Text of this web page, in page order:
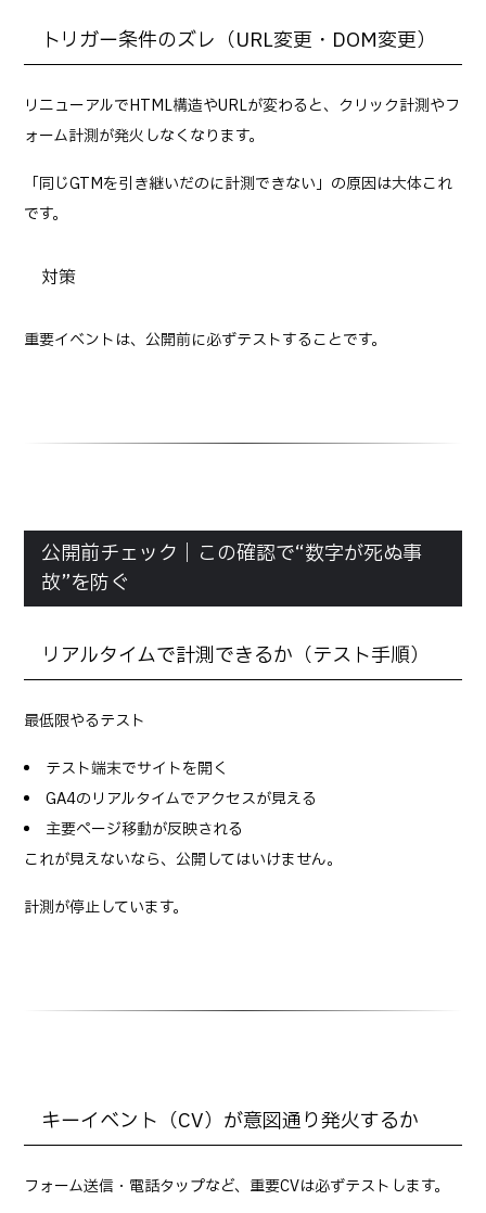
トリガー条件のズレ（URL変更・DOM変更）
リニューアルでHTML構造やURLが変わると、クリック計測やフ
ォーム計測が発火しなくなります。
「同じGTMを引き継いだのに計測できない」の原因は大体これ
です。
対策
重要イベントは、公開前に必ずテストすることです。
公開前チェック｜この確認で“数字が死ぬ事
故”を防ぐ
リアルタイムで計測できるか（テスト手順）
最低限やるテスト
テスト端末でサイトを開く
GA4のリアルタイムでアクセスが見える
主要ページ移動が反映される
これが見えないなら、公開してはいけません。
計測が停止しています。
キーイベント（CV）が意図通り発火するか
フォーム送信・電話タップなど、重要CVは必ずテストします。